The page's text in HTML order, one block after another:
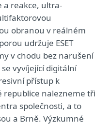
a reakce, ultra-
obranou v reálném
udržuje ESET
v chodu bez narušení
vyvíjející digitální
přístup k
republice nalezneme tři
společnosti, a to
a Brně. Výzkumné